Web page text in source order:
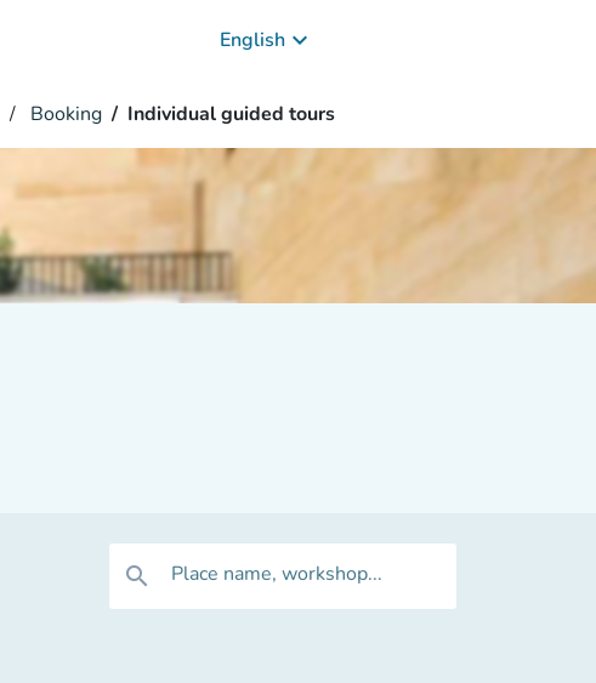
English keyboard_arrow_down
Booking Individual guided tours
search Place name, workshop...